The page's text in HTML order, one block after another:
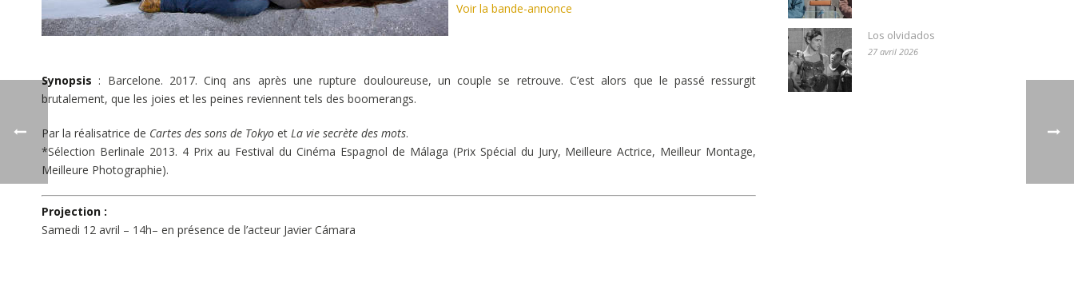
Voir la bande-annonce
Synopsis : Barcelone. 2017. Cinq ans après une rupture douloureuse, un couple se retrouve. C’est alors que le passé ressurgit
brutalement, que les joies et les peines reviennent tels des boomerangs.
Par la réalisatrice de Cartes des sons de Tokyo et La vie secrète des mots.
*Sélection Berlinale 2013. 4 Prix au Festival du Cinéma Espagnol de Málaga (Prix Spécial du Jury, Meilleure Actrice, Meilleur Montage,
Meilleure Photographie).
Projection :
Samedi 12 avril – 14h– en présence de l’acteur Javier Cámara
Los olvidados
27 avril 2026